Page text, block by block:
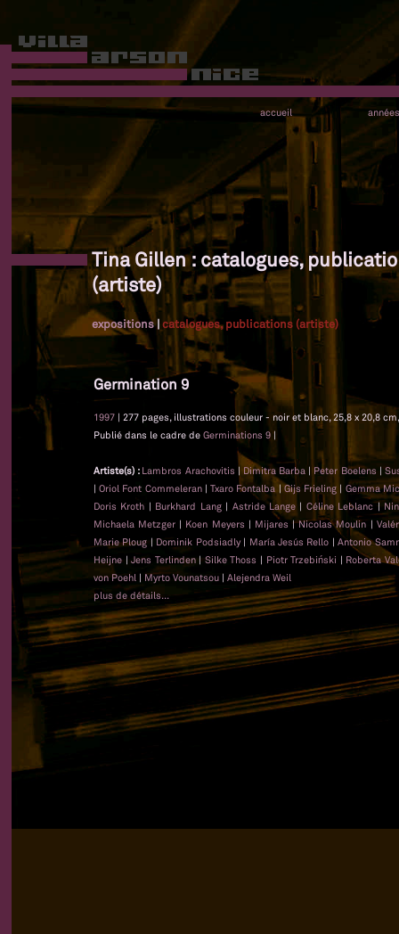
accueil années
Tina Gillen : catalogues,
(artiste)
expositions|catalogues, publications (artiste)
Germination 9
1997 | 277 pages, illustrations couleur - noir et blanc, 25,8 x 20,8
Publié dans le cadre de Germinations 9 |
Artiste(s) : Lambros Arachovitis | Dimitra Barba | Peter Boelens |
|Oriol Font Commeleran|Txaro Fontalba | Gijs Frieling | Gemma
Doris Kroth | Burkhard Lang| Astride Lange| Céline Leblanc|
Michaela Metzger | Koen Meyers | Mijares |Nicolas Moulin |
Marie Ploug | Dominik Podsiadly| María Jesús Rello |Antonio
Heijne |Jens Terlinden| Silke Thoss | Piotr Trzebiński | Roberta
von Poehl | Myrto Vounatsou | Alejendra Weil
plus de détails...